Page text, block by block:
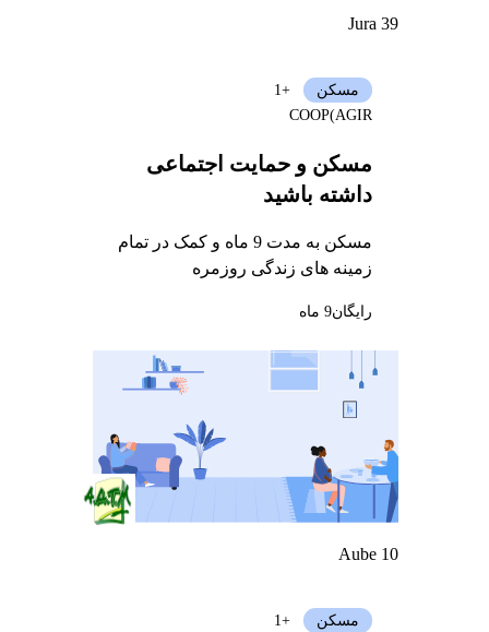
Jura 39
مسکن و حمایت اجتماعی
داشته باشید
مسکن به مدت 9 ماه و کمک در تمام
زمینه های زندگی روزمره
مسکن
+1
COOP(AGIR
رایگان9 ماه
Aube 10
مسکن +1